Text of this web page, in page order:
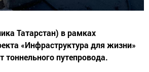
Татарстан) в рамках
«Инфраструктура для жизни»
тоннельного путепровода.